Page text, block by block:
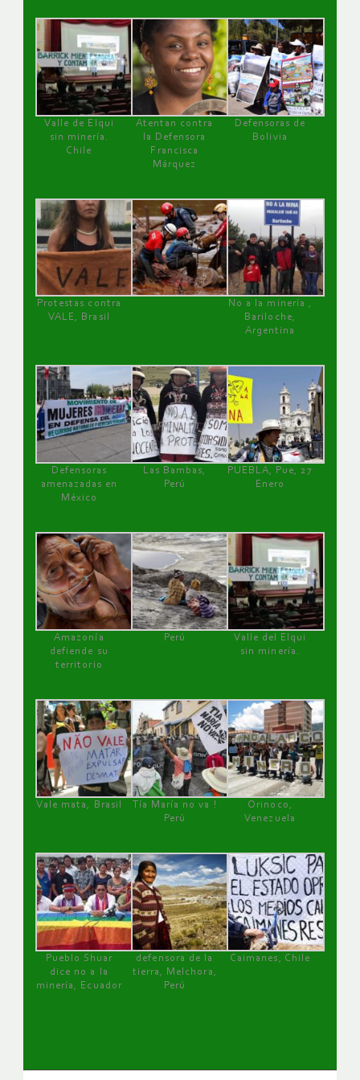
Valle de Elqui
sin minería.
Chile
Atentan contra
la Defensora
Francisca
Márquez
Defensoras de
Bolivia
Protestas contra
VALE, Brasil
No a la minería ,
Bariloche,
Argentina
Defensoras
amenazadas en
México
Las Bambas,
Perú
PUEBLA, Pue, 27
Enero
Amazonía
defiende su
territorio
Perú
Valle del Elqui
sin minería.
Vale mata, Brasil
Tía María no va !
Perú
Orinoco,
Venezuela
Pueblo Shuar
dice no a la
minería, Ecuador
defensora de la
tierra, Melchora,
Perú
Caimanes, Chile